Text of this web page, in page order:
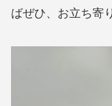
ばぜひ、お立ち寄